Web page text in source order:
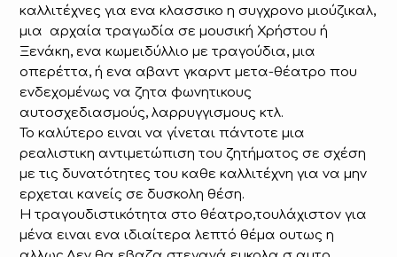
καλλιτέχνες για ενα κλασσικο η συγχρονο μιούζικαλ,
μια αρχαία τραγωδία σε μουσική Χρήστου ή
Ξενάκη, ενα κωμειδύλλιο με τραγούδια, μια
οπερέττα, ή ενα αβαντ γκαρντ μετα-θέατρο που
ενδεχομένως να ζητα φωνητικους
αυτοσχεδιασμούς, λαρρυγγισμους κτλ.
Το καλύτερο ειναι να γίνεται πάντοτε μια
ρεαλιστικη αντιμετώπιση του ζητήματος σε σχέση
με τις δυνατότητες του καθε καλλιτέχνη για να μην
ερχεται κανείς σε δυσκολη θέση.
Η τραγουδιστικότητα στο θέατρο,τουλάχιστον για
μένα ειναι ενα ιδιαίτερα λεπτό θέμα ουτως η